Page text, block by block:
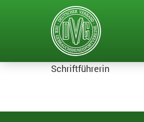
Schriftführerin